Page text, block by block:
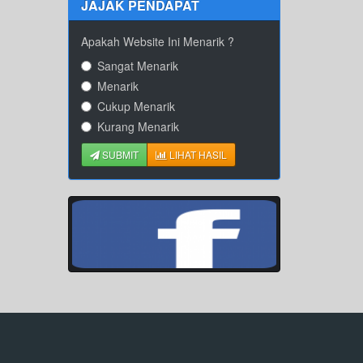
JAJAK PENDAPAT
Apakah Website Ini Menarik ?
Sangat Menarik
Menarik
Cukup Menarik
Kurang Menarik
SUBMIT LIHAT HASIL